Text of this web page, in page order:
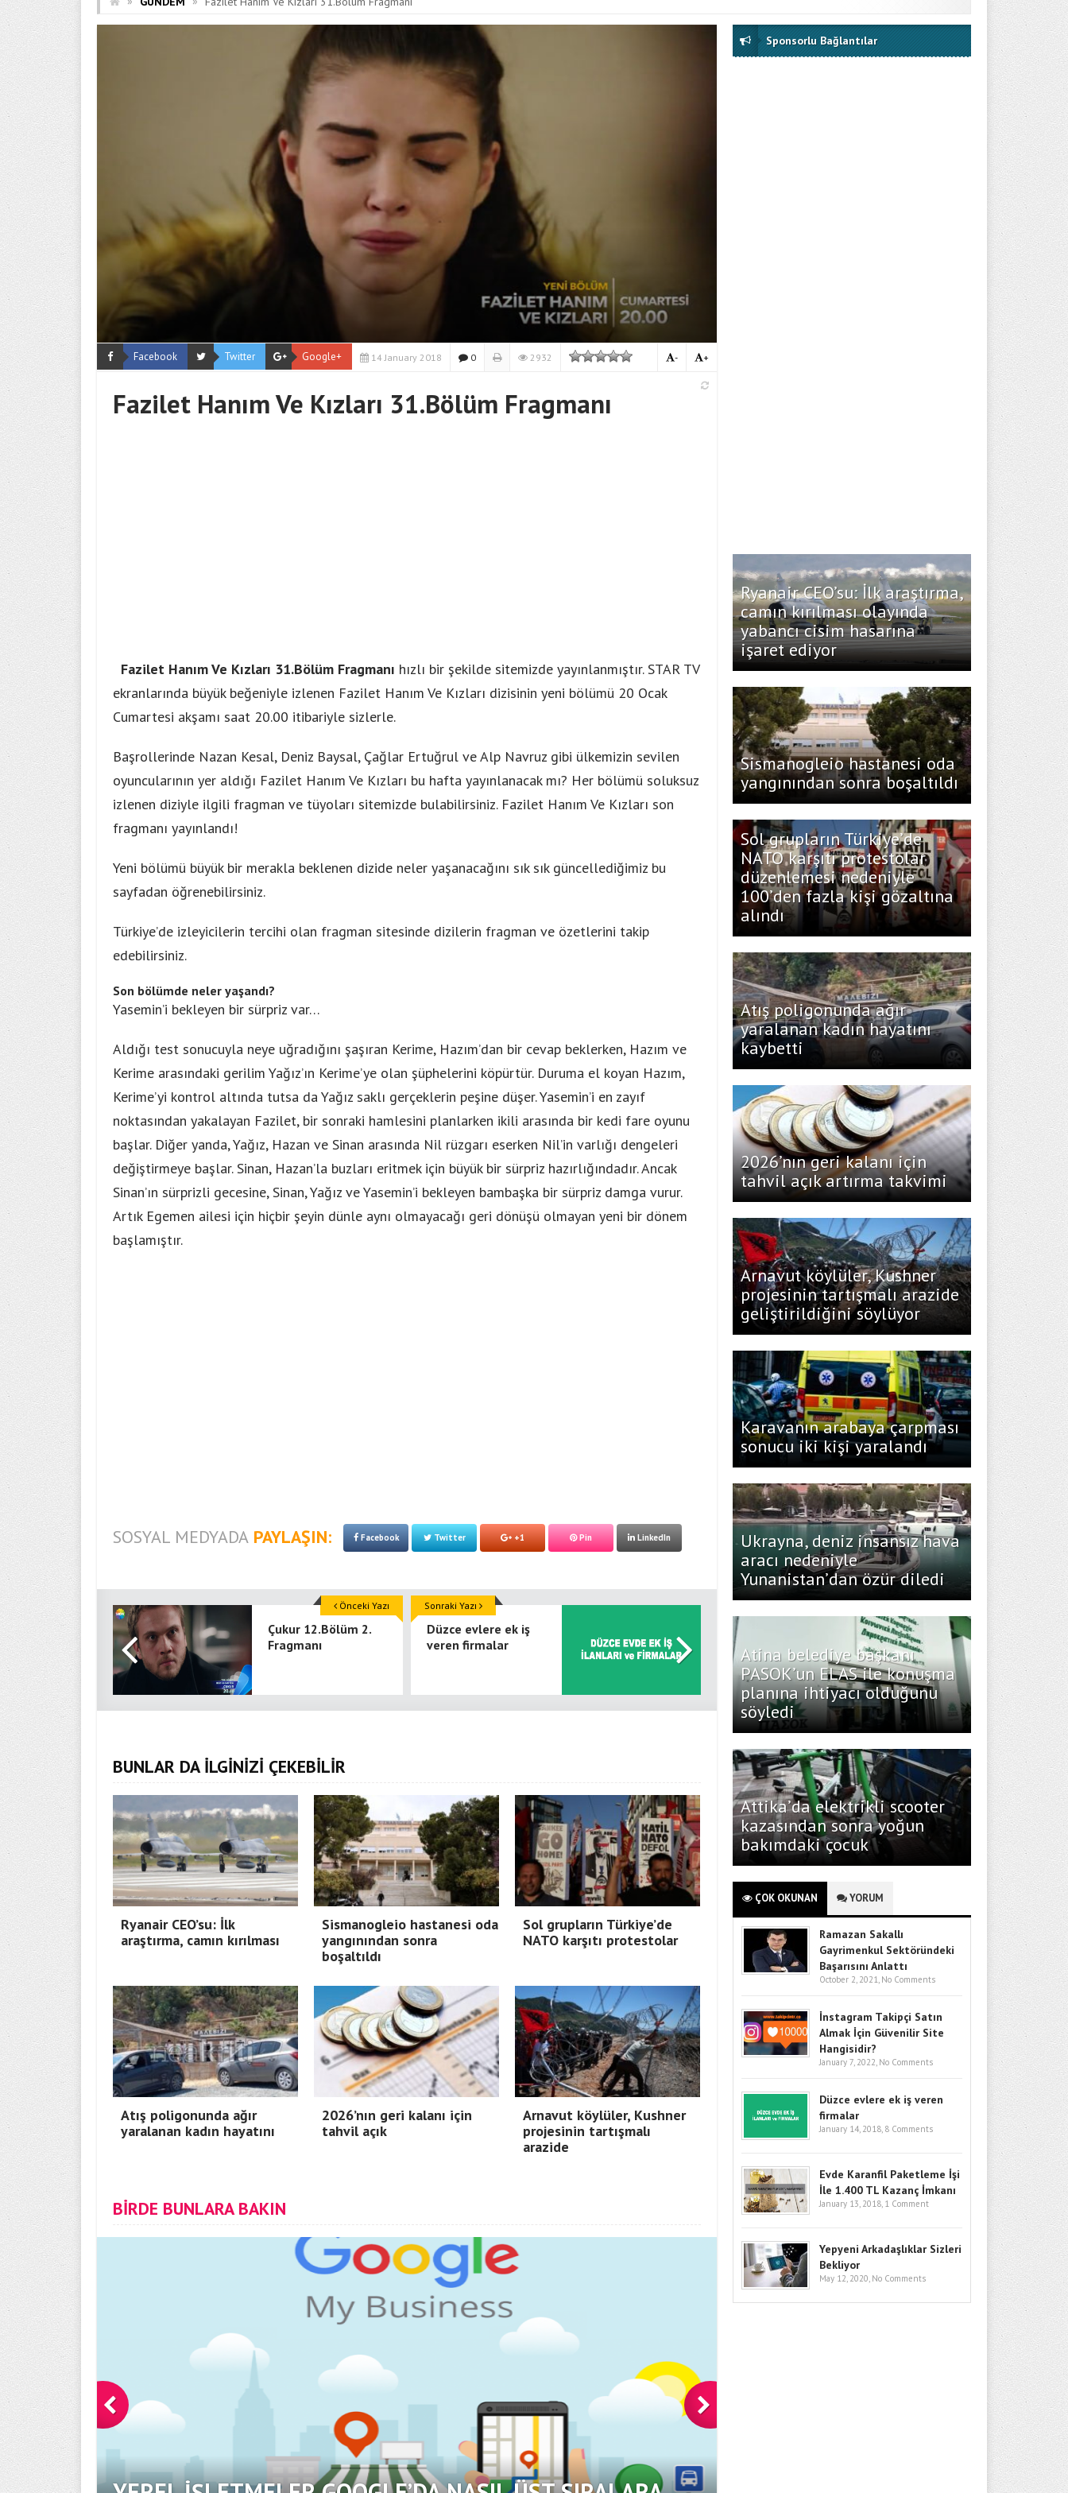
Facebook Twitter Google+ 14 January 2018 0 2932 +
-
Fazilet Hanım Ve Kızları 31.Bölüm Fragmanı
Fazilet Hanım Ve Kızları 31.Bölüm Fragmanı hızlı bir şekilde sitemizde yayınlanmıştır. STAR TV
ekranlarında büyük beğeniyle izlenen Fazilet Hanım Ve Kızları dizisinin yeni bölümü 20 Ocak
Cumartesi akşamı saat 20.00 itibariyle sizlerle.
Başrollerinde Nazan Kesal, Deniz Baysal, Çağlar Ertuğrul ve Alp Navruz gibi ülkemizin sevilen
oyuncularının yer aldığı Fazilet Hanım Ve Kızları bu hafta yayınlanacak mı? Her bölümü soluksuz
izlenen diziyle ilgili fragman ve tüyoları sitemizde bulabilirsiniz. Fazilet Hanım Ve Kızları son
fragmanı yayınlandı!
Yeni bölümü büyük bir merakla beklenen dizide neler yaşanacağını sık sık güncellediğimiz bu
sayfadan öğrenebilirsiniz.
Türkiye’de izleyicilerin tercihi olan fragman sitesinde dizilerin fragman ve özetlerini takip
edebilirsiniz.
Son bölümde neler yaşandı?
Yasemin’i bekleyen bir sürpriz var…
Aldığı test sonucuyla neye uğradığını şaşıran Kerime, Hazım’dan bir cevap beklerken, Hazım ve
Kerime arasındaki gerilim Yağız’ın Kerime’ye olan şüphelerini köpürtür. Duruma el koyan Hazım,
Kerime’yi kontrol altında tutsa da Yağız saklı gerçeklerin peşine düşer. Yasemin’i en zayıf
noktasından yakalayan Fazilet, bir sonraki hamlesini planlarken ikili arasında bir kedi fare oyunu
başlar. Diğer yanda, Yağız, Hazan ve Sinan arasında Nil rüzgarı eserken Nil’in varlığı dengeleri
değiştirmeye başlar. Sinan, Hazan’la buzları eritmek için büyük bir sürpriz hazırlığındadır. Ancak
Sinan’ın sürprizli gecesine, Sinan, Yağız ve Yasemin’i bekleyen bambaşka bir sürpriz damga vurur.
Artık Egemen ailesi için hiçbir şeyin dünle aynı olmayacağı geri dönüşü olmayan yeni bir dönem
başlamıştır.
SOSYAL MEDYADA PAYLAŞIN: Facebook Twitter +1 Pin LinkedIn
Çukur 12.Bölüm 2.
Fragmanı
Önceki Yazı
Düzce evlere ek iş
veren firmalar
Sonraki Yazı
BUNLAR DA İLGİNİZİ ÇEKEBİLİR
Ryanair CEO’su: İlk
araştırma, camın kırılması
Sismanogleio hastanesi oda
yangınından sonra
boşaltıldı
Sol grupların Türkiye’de
NATO karşıtı protestolar
Atış poligonunda ağır
yaralanan kadın hayatını
2026’nın geri kalanı için
tahvil açık
Arnavut köylüler, Kushner
projesinin tartışmalı
arazide
BİRDE BUNLARA BAKIN
Sponsorlu Bağlantılar
Ryanair CEO’su: İlk araştırma,
camın kırılması olayında
yabancı cisim hasarına
işaret ediyor
Sismanogleio hastanesi oda
yangınından sonra boşaltıldı
Sol grupların Türkiye’de
NATO karşıtı protestolar
düzenlemesi nedeniyle
100’den fazla kişi gözaltına
alındı
Atış poligonunda ağır
yaralanan kadın hayatını
kaybetti
2026’nın geri kalanı için
tahvil açık artırma takvimi
Arnavut köylüler, Kushner
projesinin tartışmalı arazide
geliştirildiğini söylüyor
Karavanın arabaya çarpması
sonucu iki kişi yaralandı
Ukrayna, deniz insansız hava
aracı nedeniyle
Yunanistan’dan özür diledi
Atina belediye başkanı
PASOK’un ELAS ile konuşma
planına ihtiyacı olduğunu
söyledi
Attika’da elektrikli scooter
kazasından sonra yoğun
bakımdaki çocuk
ÇOK OKUNAN YORUM
Ramazan Sakallı
Gayrimenkul Sektöründeki
Başarısını Anlattı
October 2, 2021, No Comments
İnstagram Takipçi Satın
Almak İçin Güvenilir Site
Hangisidir?
January 7, 2022, No Comments
Düzce evlere ek iş veren
firmalar
January 14, 2018, 8 Comments
Evde Karanfil Paketleme İşi
İle 1.400 TL Kazanç İmkanı
January 13, 2018, 1 Comment
Yepyeni Arkadaşlıklar Sizleri
Bekliyor
May 12, 2020, No Comments